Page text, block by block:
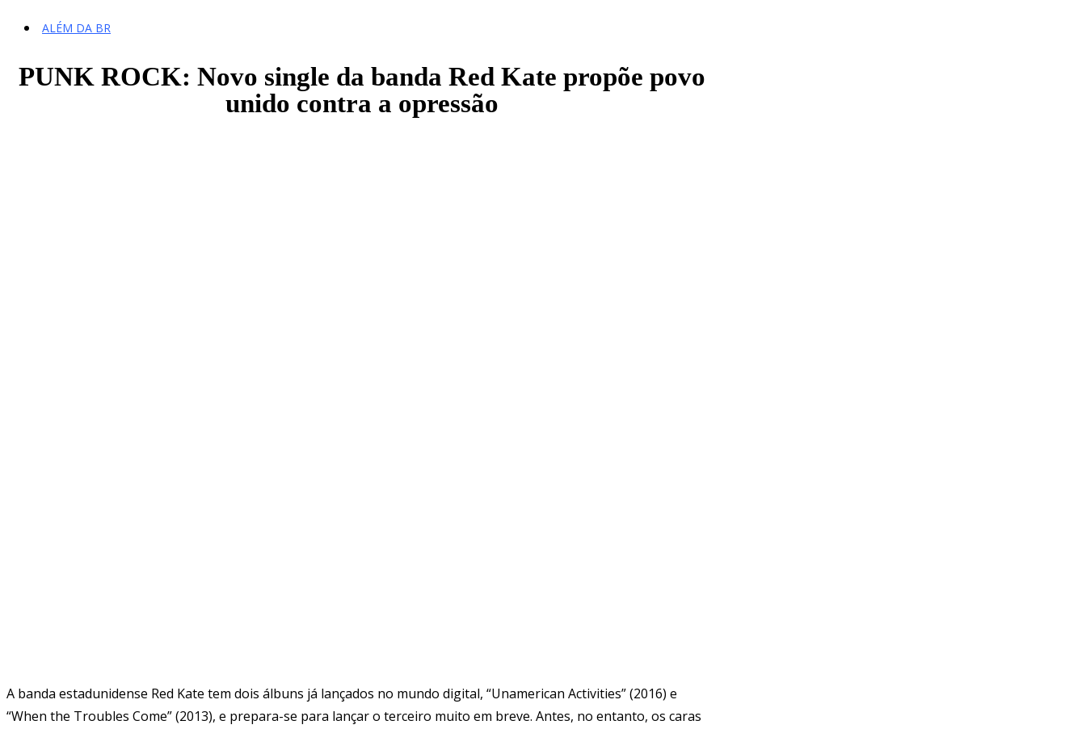
ALÉM DA BR
PUNK ROCK: Novo single da banda Red Kate propõe povo
unido contra a opressão
A banda estadunidense Red Kate tem dois álbuns já lançados no mundo digital, “Unamerican Activities” (2016) e
“When the Troubles Come” (2013), e prepara-se para lançar o terceiro muito em breve. Antes, no entanto, os caras